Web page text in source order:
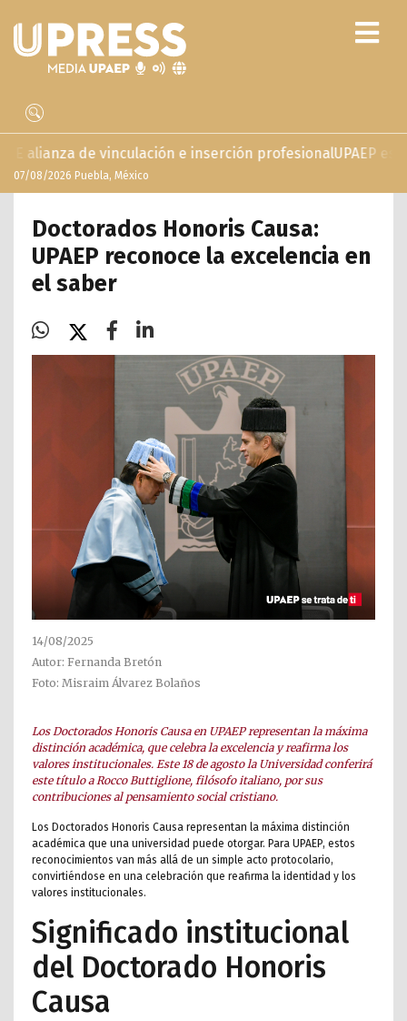
e inserción profesionalUPAEP estrena ‘Volar’,
07/08/2026 Puebla, México
Doctorados Honoris Causa:
UPAEP reconoce la excelencia en
el saber
14/08/2025
Autor: Fernanda Bretón
Foto: Misraim Álvarez Bolaños
Los Doctorados Honoris Causa en UPAEP representan la máxima
distinción académica, que celebra la excelencia y reafirma los
valores institucionales. Este 18 de agosto la Universidad conferirá
este título a Rocco Buttiglione, filósofo italiano, por sus
contribuciones al pensamiento social cristiano.
Los Doctorados Honoris Causa representan la máxima distinción
académica que una universidad puede otorgar. Para UPAEP, estos
reconocimientos van más allá de un simple acto protocolario,
convirtiéndose en una celebración que reafirma la identidad y los
valores institucionales.
Significado institucional
del Doctorado Honoris
Causa